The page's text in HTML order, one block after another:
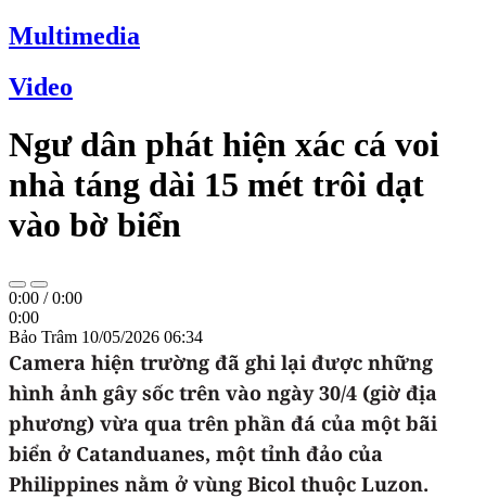
Multimedia
Video
Ngư dân phát hiện xác cá voi
nhà táng dài 15 mét trôi dạt
vào bờ biển
0:00 /0:00
0:00
Bảo Trâm 10/05/2026 06:34
Camera hiện trường đã ghi lại được những
hình ảnh gây sốc trên vào ngày 30/4 (giờ địa
phương) vừa qua trên phần đá của một bãi
biển ở Catanduanes, một tỉnh đảo của
Philippines nằm ở vùng Bicol thuộc Luzon.